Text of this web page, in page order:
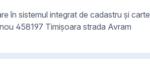
în sistemul integrat de cadastru și carte
458197 Timișoara strada Avram